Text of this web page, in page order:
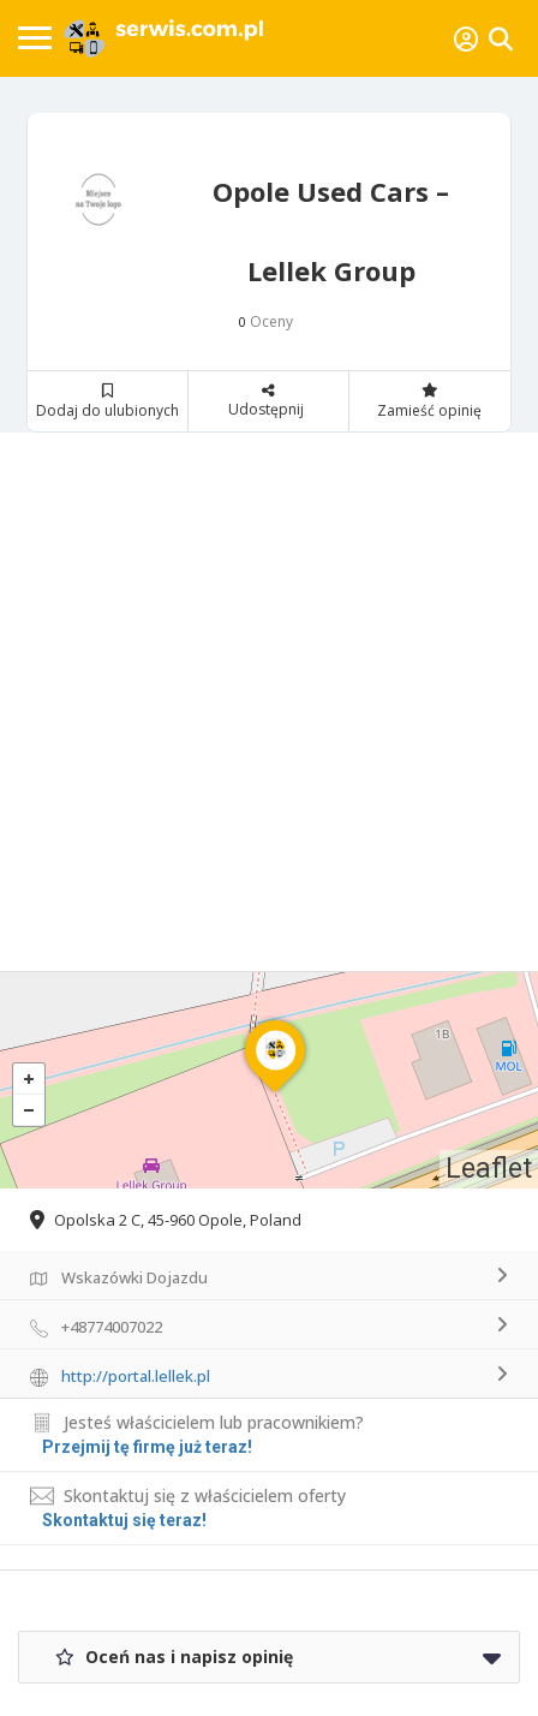
Opole Used Cars –
Lellek Group
0 Oceny
Dodaj do ulubionych Udostępnij Zamieść opinię
Leaflet
Opolska 2 C, 45-960 Opole, Poland
Wskazówki Dojazdu
+48774007022
http://portal.lellek.pl
Jesteś właścicielem lub pracownikiem?
Przejmij tę firmę już teraz!
Skontaktuj się z właścicielem oferty
Skontaktuj się teraz!
Oceń nas i napisz opinię